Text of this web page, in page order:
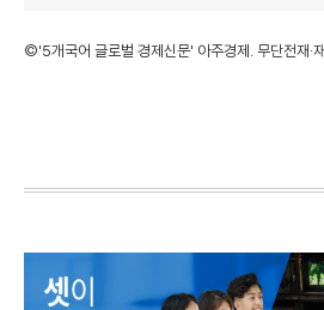
©'5개국어 글로벌 경제신문' 아주경제. 무단전재·